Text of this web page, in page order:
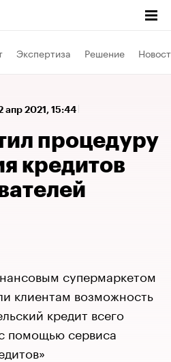
Экспертиза Решение
апр 2021, 15:44
процедуру
кредитов
супермаркетом
клиентам возможность
кредит всего
помощью сервиса